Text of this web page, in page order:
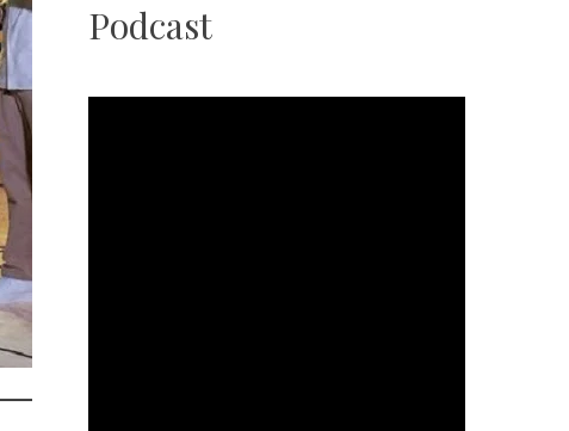
Podcast